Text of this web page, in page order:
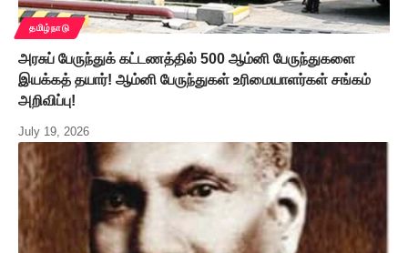
தமிழ்நாடு
அரசுப் பேருந்துக் கட்டணத்தில் 500 ஆம்னி பேருந்துகளை
இயக்கத் தயார்! ஆம்னி பேருந்துகள் உரிமையாளர்கள் சங்கம்
அறிவிப்பு!
July 19, 2026